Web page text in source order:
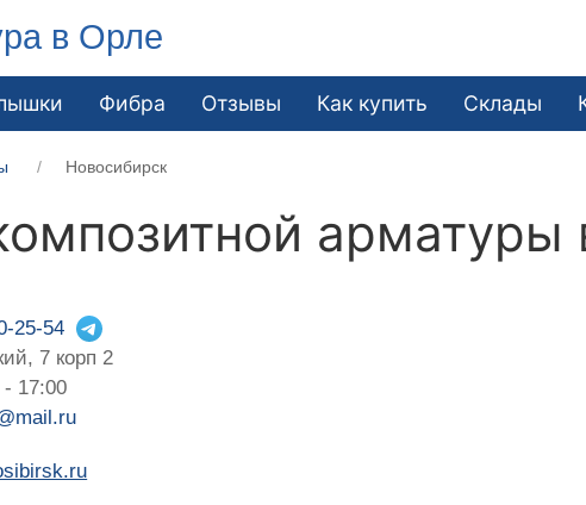
в Орле
Фибра Отзывы Как купить Склады
Новосибирск
арматуры
25-54
7 корп 2
17:00